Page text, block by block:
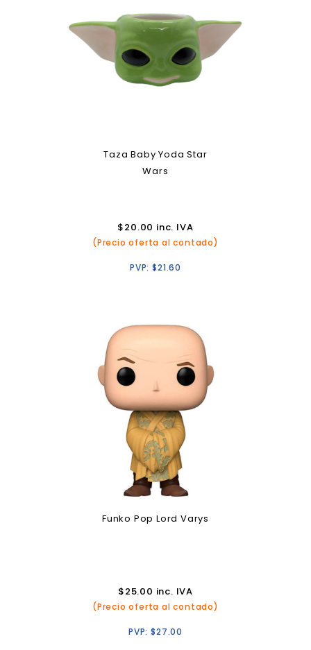
Taza Baby Yoda Star
Wars
$20.00 inc. IVA
(Precio oferta al contado)
PVP:$21.60
Funko Pop Lord Varys
$25.00 inc. IVA
(Precio oferta al contado)
PVP:$27.00